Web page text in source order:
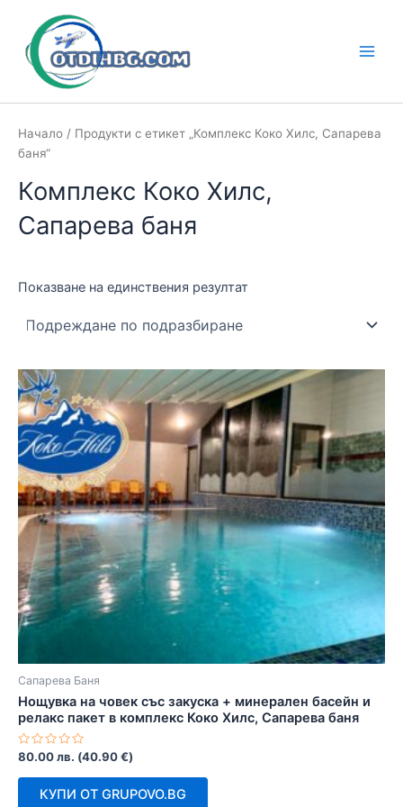
content
Начало / Продукти с етикет „Комплекс Коко Хилс, Сапарева
баня“
Комплекс Коко Хилс,
Сапарева баня
Показване на единствения резултат
Сапарева Баня
Нощувка на човек със закуска + минерален басейн и
релакс пакет в комплекс Коко Хилс, Сапарева баня
Оценено
0
80.00лв. (40.90€)
КУПИ ОТ GRUPOVO.BG